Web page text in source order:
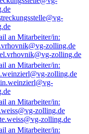
zolling.de
zolling.de